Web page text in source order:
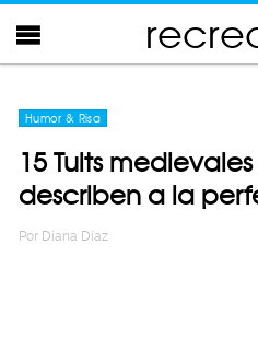
Humor & Risa
15 Tuits
describen a la
Por Diana Diaz